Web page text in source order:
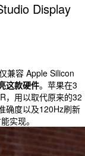
Display
兼容 Apple Silicon
这款硬件。苹果在3
，用以取代原来的32
确度以及120Hz刷新
实现。